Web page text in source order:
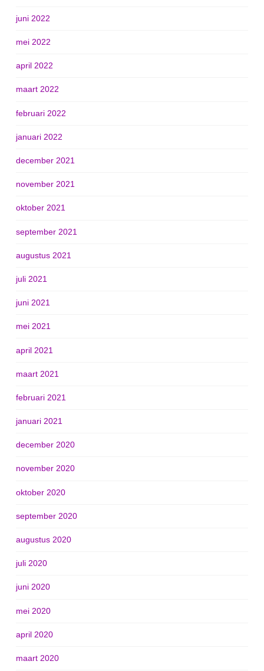
juni 2022
mei 2022
april 2022
maart 2022
februari 2022
januari 2022
december 2021
november 2021
oktober 2021
september 2021
augustus 2021
juli 2021
juni 2021
mei 2021
april 2021
maart 2021
februari 2021
januari 2021
december 2020
november 2020
oktober 2020
september 2020
augustus 2020
juli 2020
juni 2020
mei 2020
april 2020
maart 2020